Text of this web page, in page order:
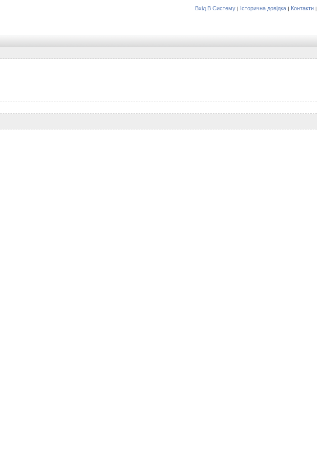
Вхід В Систему | Історична довідка | Контакти |